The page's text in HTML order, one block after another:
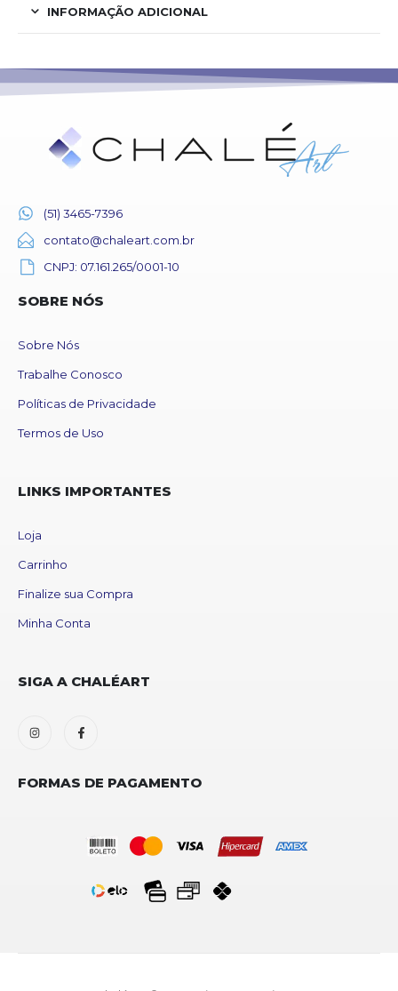
INFORMAÇÃO ADICIONAL
(51) 3465-7396
contato@chaleart.com.br
CNPJ: 07.161.265/0001-10
SOBRE NÓS
Sobre Nós
Trabalhe Conosco
Políticas de Privacidade
Termos de Uso
LINKS IMPORTANTES
Loja
Carrinho
Finalize sua Compra
Minha Conta
SIGA A CHALÉART
FORMAS DE PAGAMENTO